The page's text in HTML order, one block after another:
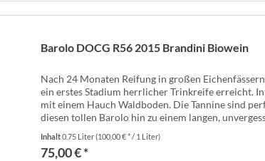
Barolo DOCG R56 2015 Brandini Biowein
Nach 24 Monaten Reifung in großen
ein erstes Stadium herrlicher Trinkreife erreicht.
mit einem Hauch Waldboden. Die Tannine sind
diesen tollen Barolo hin zu einem langen,
Inhalt0.75 Liter(100,00 € * / 1 Liter)
75,00 € *